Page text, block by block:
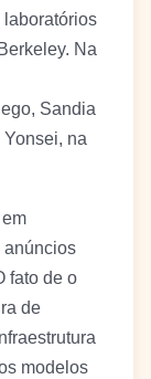
laboratórios
Na
Sandia
na
anúncios
fato de o
de
modelos